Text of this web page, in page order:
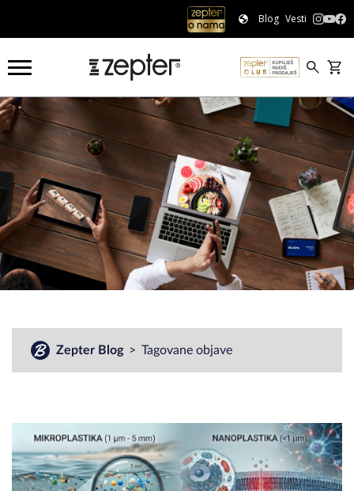
Blog Vesti
Zepter Blog Tagovane objave